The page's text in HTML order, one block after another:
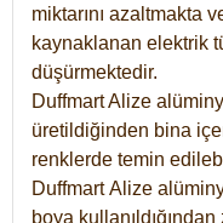
miktarını azaltmakta
kaynaklanan elektrik
düşürmektedir.
Duffmart Alize
üretildiğinden bina
renklerde temin
DuffmartAlize
boya